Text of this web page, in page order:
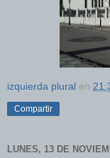
izquierda plural en
Compartir
LUNES, 13 DE